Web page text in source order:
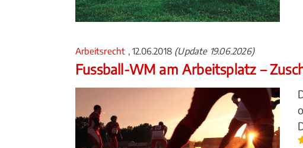
Arbeitsrecht , 12.06.2018 (Update 19.06.2026)
Fussball-WM am Arbeitsplatz –